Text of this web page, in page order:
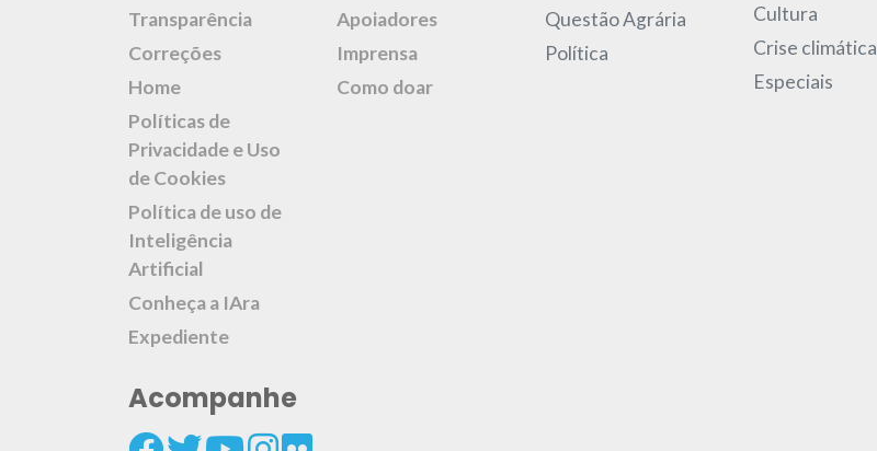
Transparência
Correções
Home
Políticas de
Privacidade e Uso
de Cookies
Política de uso de
Inteligência
Artificial
Conheça a IAra
Expediente
Apoiadores
Imprensa
Como doar
Acompanhe
Questão Agrária
Política
Cultura
Crise climática
Especiais